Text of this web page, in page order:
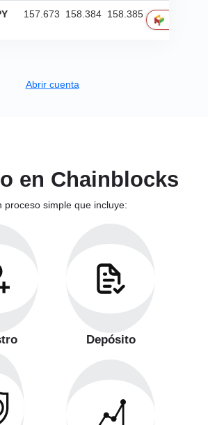
Abrir cuenta
en Chainblocks
proceso simple que incluye:
Depósito